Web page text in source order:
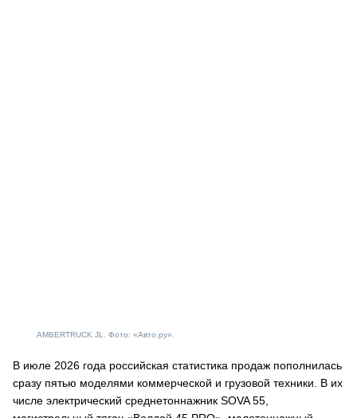
AMBERTRUCK JL. Фото: «Авто.ру».
В июле 2026 года российская статистика продаж пополнилась
сразу пятью моделями коммерческой и грузовой техники. В их
числе электрический среднетоннажник SOVA 55,